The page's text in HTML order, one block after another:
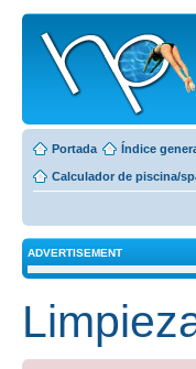
Portada Índice
Calculador de piscina/
ADVERTISEMENT